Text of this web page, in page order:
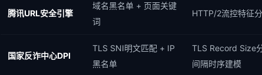
腾讯URL安全引擎
域名黑名单 + 页面关键
词
HTTP/2流控特征
国家反诈中心DPI
TLS SNI明文匹配 + IP
黑名单
TLS Record Size
间隔时序建模